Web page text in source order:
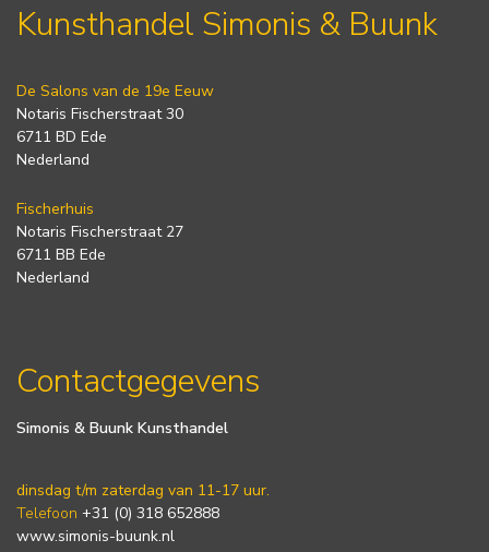
Kunsthandel Simonis & Buunk
De Salons van de 19e Eeuw
Notaris Fischerstraat 30
6711 BD Ede
Nederland
Fischerhuis
Notaris Fischerstraat 27
6711 BB Ede
Nederland
Contactgegevens
Simonis & Buunk Kunsthandel
dinsdag t/m zaterdag van 11-17 uur.
Telefoon +31 (0) 318 652888
www.simonis-buunk.nl